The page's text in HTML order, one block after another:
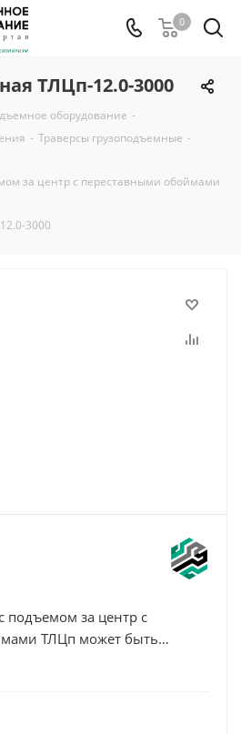
0
ТЛЦп-12.0-3000
оборудование -
- Траверсы грузоподъемные -
за центр с переставными обоймами
3000
подъемом за центр с
ТЛЦп может быть
и перемещения
подъема, а благодаря